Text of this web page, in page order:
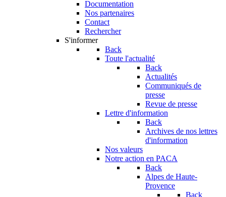
Documentation
Nos partenaires
Contact
Rechercher
S'informer
Back
Toute l'actualité
Back
Actualités
Communiqués de
presse
Revue de presse
Lettre d'information
Back
Archives de nos lettres
d'information
Nos valeurs
Notre action en PACA
Back
Alpes de Haute-
Provence
Back